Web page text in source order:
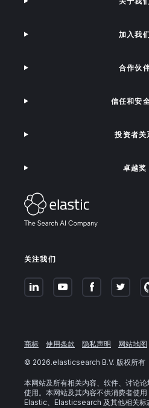
关注我们
加入我
合作伙
信任和安
投资者关
卓越奖
商标 使用条款 隐私声明
网站地图
© 2026.elasticsearch B.V. 版权所有
本网站及所有相关内容、软件、讨论
使用。本网站及其内容不供消费者使用
Elastic、Elasticsearch 及其他相关